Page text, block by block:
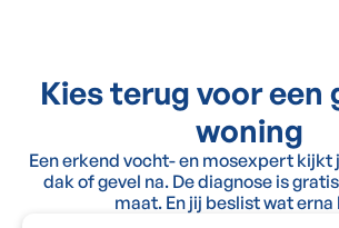
Kies terug voor een
woning
Een erkend vocht- en mosexpert kijkt
dak of gevel na. De diagnose is
maat. En jij beslist wat